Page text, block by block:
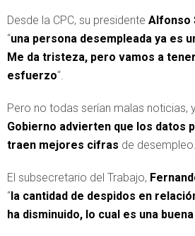
Desde la CPC, su presidente Alfonso
“una persona desempleada ya es
Me da tristeza, pero vamos a
esfuerzo“.
Pero no todas serían malas noticias,
Gobierno advierten que los datos
traen mejores cifras de desempleo.
El subsecretario del Trabajo,
“la cantidad de despidos en
ha disminuido, lo cual es una